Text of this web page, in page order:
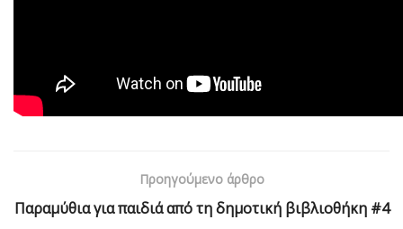
Προηγούμενο άρθρο
Παραμύθια για παιδιά από τη δημοτική βιβλιοθήκη #4